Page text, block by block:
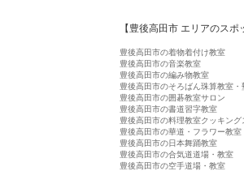
【豊後高田市 エリアのスポ
豊後高田市の着物着付け教室
豊後高田市の音楽教室
豊後高田市の編み物教室
豊後高田市のそろばん珠算教室・
豊後高田市の囲碁教室サロン
豊後高田市の書道習字教室
豊後高田市の料理教室クッキング
豊後高田市の華道・フラワー教室
豊後高田市の日本舞踊教室
豊後高田市の合気道道場・教室
豊後高田市の空手道場・教室